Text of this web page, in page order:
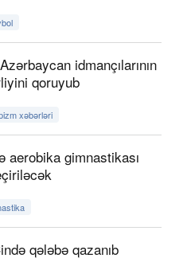
idmançılarının
qoruyub
xəbərləri
aerobika gimnastikası
qələbə qazanıb